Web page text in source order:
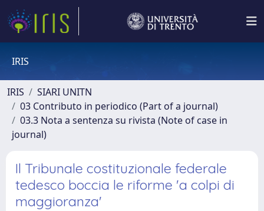
IRIS
IRIS
SIARI UNITN
03 Contributo in periodico (Part of a journal)
03.3 Nota a sentenza su rivista (Note of case in
journal)
Il Tribunale costituzionale federale
tedesco boccia le riforme 'a colpi di
maggioranza'